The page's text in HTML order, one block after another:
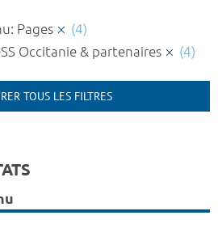
Pages
(4)
Occitanie & partenaires
(4)
TOUS LES FILTRES